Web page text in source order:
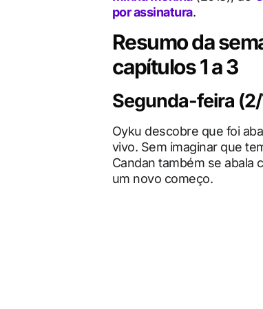
por assinatura.
Resumo da
capítulos 1 a 3
Segunda-feira
Oyku descobre que foi
vivo. Sem imaginar que
Candan também se abala
um novo começo.